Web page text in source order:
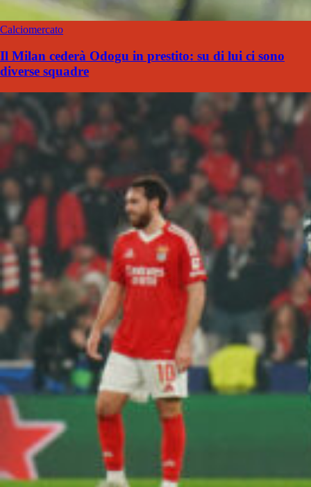
Calciomercato
Il Milan cederà Odogu in prestito: su di lui ci sono
diverse squadre